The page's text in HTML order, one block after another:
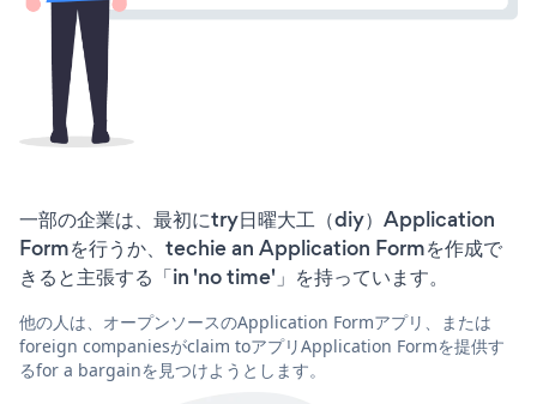
一部の企業は、最初にtry日曜大工（diy）Application
Formを行うか、techie an Application Formを作成で
きると主張する「in 'no time'」を持っています。
他の人は、オープンソースのApplication Formアプリ、または
foreign companiesがclaim toアプリApplication Formを提供す
るfor a bargainを見つけようとします。